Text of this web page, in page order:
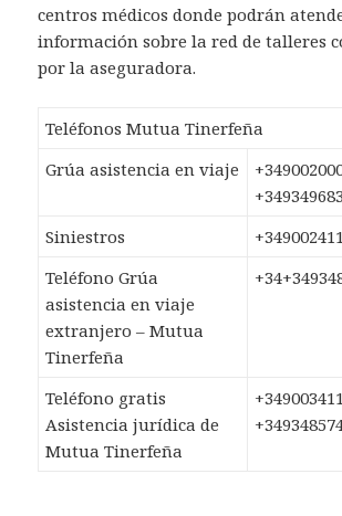
centros médicos donde podrán
información sobre la red de talleres
por la aseguradora.
Teléfonos Mutua Tinerfeña
Grúa asistencia en viaje
Siniestros
Teléfono Grúa
asistencia en viaje
extranjero – Mutua
Tinerfeña
Teléfono gratis
Asistencia jurídica de
Mutua Tinerfeña